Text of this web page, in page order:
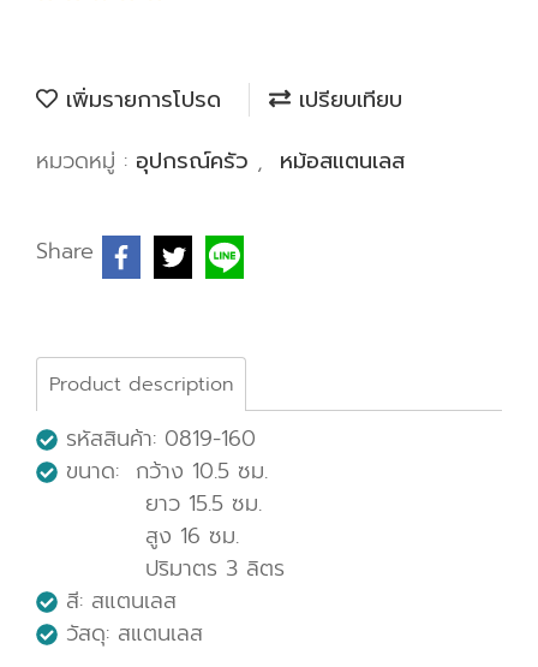
เพิ่มรายการโปรด
เปรียบเทียบ
หมวดหมู่ : อุปกรณ์ครัว , หม้อสแตนเลส
Share
Product description
รหัสสินค้า: 0819-160
ขนาด: กว้าง 10.5 ซม.
ยาว 15.5 ซม.
สูง 16 ซม.
ปริมาตร 3 ลิตร
สี: สแตนเลส
วัสดุ: สแตนเลส